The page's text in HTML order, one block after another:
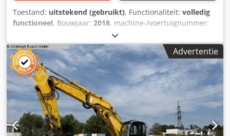
Toestand: uitstekend (gebruikt), Functionaliteit: volledig
functioneel, Bouwjaar: 2018, machine-/voertuignummer:
, Gloednieuw Holland T7.165S-modellen Type
Landbouwtrekker Jaar 2018 Perfecte staat Vermogen 165
pk Nummer RM 4 RM Aantal uren 4300 h
Versnellingsbaktype Semi-automatische versnellingsbak
Naam van de uitzending AANBEVOLEN BEREIK
Airconditioning Ja AV-apparatuur Relatie PdF AV-
apparatuur Voorste ophangbrug Ja Hangende cabine Ja
Aantal distributeurs 4 dist. Frontafmetingen 540/65R28
Achtermaat 650/65R38 Chodpjwq A Apefx Ap Hsa Voorste
slijtage (%) 70% slijtage Slijtage achter (%) 70% slijtage (AR)
Advertentie